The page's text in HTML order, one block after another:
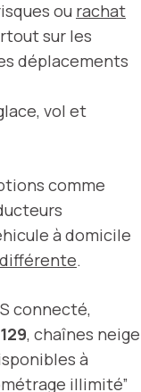
ou rachat
sur les
déplacements
vol et
comme
à domicile
.
connecté,
, chaînes neige
à
illimité”